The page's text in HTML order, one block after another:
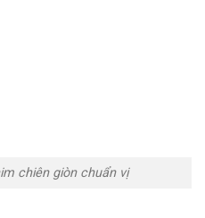
chiên giòn chuẩn vị